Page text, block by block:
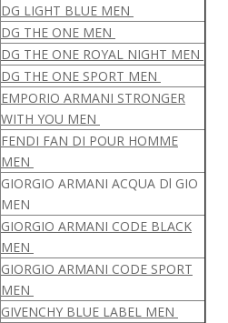
DG LIGHT BLUE MEN
DG THE ONE MEN
DG THE ONE ROYAL NIGHT MEN
DG THE ONE SPORT MEN
EMPORIO ARMANI STRONGER
WITH YOU MEN
FENDI FAN DI POUR HOMME
MEN
GIORGIO ARMANI ACQUA Dl GIO
MEN
GIORGIO ARMANI CODE BLACK
MEN
GIORGIO ARMANI CODE SPORT
MEN
GIVENCHY BLUE LABEL MEN